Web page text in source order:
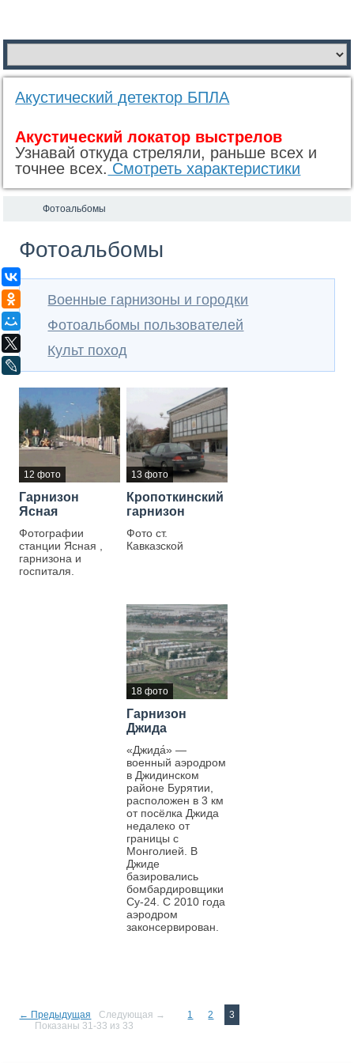
ВКонтакте
Одноклассники
Мой Мир
Акустический детектор БПЛА
Акустический локатор выстрелов
Узнавай откуда стреляли, раньше всех и
точнее всех. Смотреть характеристики
Фотоальбомы
Фотоальбомы
Военные гарнизоны и городки
Фотоальбомы пользователей
Культ поход
12 фото
Гарнизон
Ясная
Фотографии
станции Ясная ,
гарнизона и
госпиталя.
13 фото
Кропоткинский
гарнизон
Фото ст.
Кавказской
18 фото
Гарнизон
Джида
«Джида́» —
военный аэродром
в Джидинском
районе Бурятии,
расположен в 3 км
от посёлка Джида
недалеко от
границы с
Монголией. В
Джиде
базировались
бомбардировщики
Су-24. С 2010 года
аэродром
законсервирован.
← Предыдущая Следующая → 1 2
3
Показаны 31-33 из 33